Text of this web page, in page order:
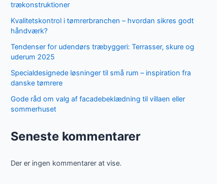
trækonstruktioner
Kvalitetskontrol i tømrerbranchen – hvordan sikres godt
håndværk?
Tendenser for udendørs træbyggeri: Terrasser, skure og
uderum 2025
Specialdesignede løsninger til små rum – inspiration fra
danske tømrere
Gode råd om valg af facadebeklædning til villaen eller
sommerhuset
Seneste kommentarer
Der er ingen kommentarer at vise.